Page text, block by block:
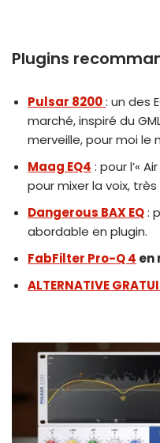
Plugins
Pulsar 8200: un des
marché, inspiré du
merveille, pour moi le
Maag EQ4 : pour l’«
pour mixer la voix,
Dangerous BAX EQ:
abordable en plugin.
FabFilter Pro-Q 4 en
ALTERNATIVE